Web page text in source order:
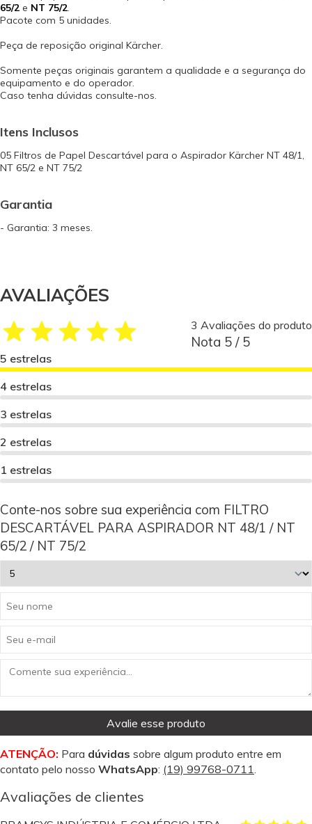
65/2 e NT 75/2.
Pacote com 5 unidades.
Peça de reposição original Kärcher.
Somente peças originais garantem a qualidade e a segurança do
equipamento e do operador.
Caso tenha dúvidas consulte-nos.
Itens Inclusos
05 Filtros de Papel Descartável para o Aspirador Kärcher NT 48/1,
NT 65/2 e NT 75/2
Garantia
- Garantia: 3 meses.
AVALIAÇÕES
3 Avaliações do produto
Nota 5 / 5
5 estrelas
4 estrelas
3 estrelas
2 estrelas
1 estrelas
Conte-nos sobre sua experiência com FILTRO
DESCARTÁVEL PARA ASPIRADOR NT 48/1 / NT
65/2 / NT 75/2
Avalie esse produto
ATENÇÃO: Para dúvidas sobre algum produto entre em
contato pelo nosso WhatsApp: (19) 99768-0711.
Avaliações de clientes